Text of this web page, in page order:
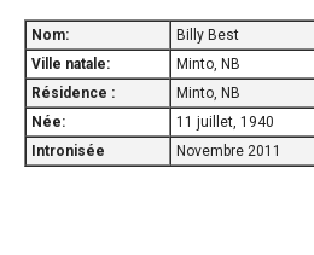
Nom:
Billy Best
Ville natale:
Minto, NB
Résidence :
Minto, NB
Née:
11 juillet, 1940
Intronisée
Novembre 2011